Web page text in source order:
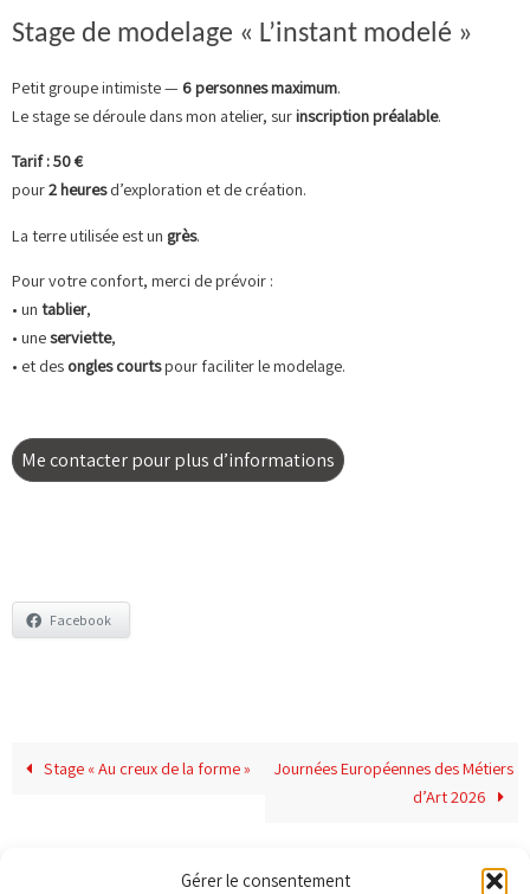
Gérer le consentement
Stage de modelage « L’instant modelé »
Petit groupe intimiste — 6 personnes maximum.
Le stage se déroule dans mon atelier, surinscription préalable.
Tarif : 50 €
pour2 heuresd’exploration et de création.
La terre utilisée est un grès.
Pour votre confort, merci de prévoir :
• un tablier,
• uneserviette,
• et des ongles courtspour faciliter le modelage.
Me contacter pour plus d’informations
Facebook
Stage « Au creux de la forme »
Journées Européennes des Métiers
d’Art 2026